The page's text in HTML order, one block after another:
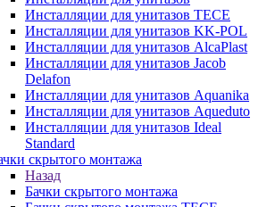
Инсталляции для унитазов TECE
Инсталляции для унитазов KK-POL
Инсталляции для унитазов AlcaPlast
Инсталляции для унитазов Jacob
Delafon
Инсталляции для унитазов Aquanika
Инсталляции для унитазов Aqueduto
Инсталляции для унитазов Ideal
Standard
скрытого монтажа
Назад
Бачки скрытого монтажа